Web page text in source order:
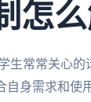
怎
生常常关心
身需求和使